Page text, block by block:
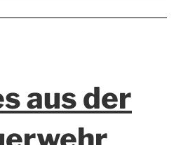
aus der